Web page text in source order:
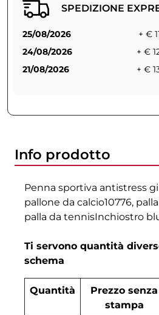
SPEDIZIONE
25/08/2026
+ €
24/08/2026
+ €
21/08/2026
+ €
Info prodotto
Penna sportiva antistress
pallone da calcio10776,
palla da tennisInchiostro
Ti servono quantità
schema
Quantità
Prezzo senza
stampa